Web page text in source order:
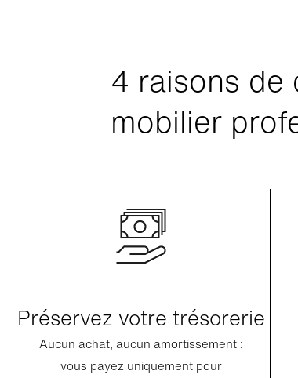
4 raisons de
mobilier
Préservez votre trésorerie
Aucun achat, aucun amortissement :
vous payez uniquement pour